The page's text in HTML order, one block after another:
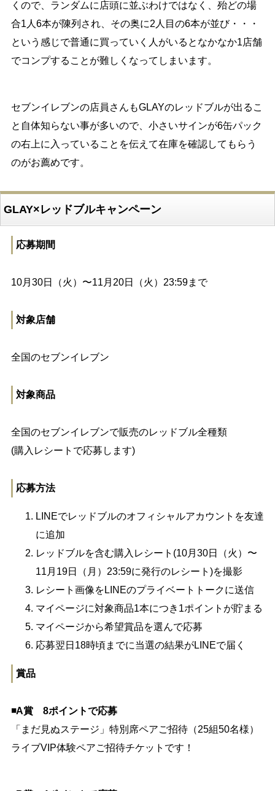
くので、ランダムに店頭に並ぶわけではなく、殆どの場
合1人6本が陳列され、その奥に2人目の6本が並び・・・
という感じで普通に買っていく人がいるとなかなか1店舗
でコンプすることが難しくなってしまいます。
セブンイレブンの店員さんもGLAYのレッドブルが出るこ
と自体知らない事が多いので、小さいサインが6缶パック
の右上に入っていることを伝えて在庫を確認してもらう
のがお薦めです。
GLAY×レッドブルキャンペーン
応募期間
10月30日（火）〜11月20日（火）23:59まで
対象店舗
全国のセブンイレブン
対象商品
全国のセブンイレブンで販売のレッドブル全種類
(購入レシートで応募します)
応募方法
LINEでレッドブルのオフィシャルアカウントを友達
に追加
レッドブルを含む購入レシート(10月30日（火）〜
11月19日（月）23:59に発行のレシート)を撮影
レシート画像をLINEのプライベートトークに送信
マイページに対象商品1本につき1ポイントが貯まる
マイページから希望賞品を選んで応募
応募翌日18時頃までに当選の結果がLINEで届く
賞品
◾️A賞 8ポイントで応募
「まだ見ぬステージ」特別席ペアご招待（25組50名様）
ライブVIP体験ペアご招待チケットです！